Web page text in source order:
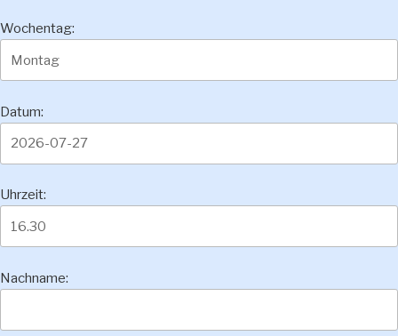
Wochentag:
Datum:
Uhrzeit:
Nachname: